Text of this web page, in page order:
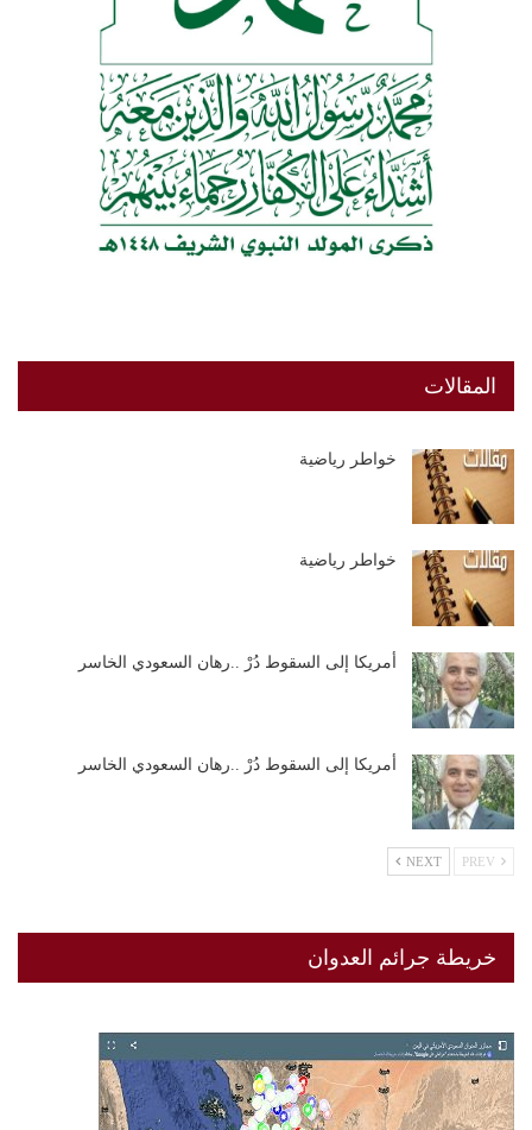
المقالات
خواطر رياضية
خواطر رياضية
أمريكا إلى السقوط دُرْ ..رهان السعودي الخاسر
أمريكا إلى السقوط دُرْ ..رهان السعودي الخاسر
NEXT
خريطة جرائم العدوان